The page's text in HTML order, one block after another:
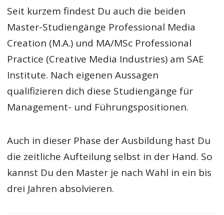
Seit kurzem findest Du auch die beiden
Master-Studiengänge Professional Media
Creation (M.A.) und MA/MSc Professional
Practice (Creative Media Industries) am SAE
Institute. Nach eigenen Aussagen
qualifizieren dich diese Studiengänge für
Management- und Führungspositionen.
Auch in dieser Phase der Ausbildung hast Du
die zeitliche Aufteilung selbst in der Hand. So
kannst Du den Master je nach Wahl in ein bis
drei Jahren absolvieren.